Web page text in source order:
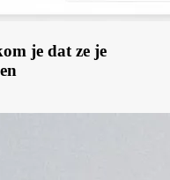
je dat ze je